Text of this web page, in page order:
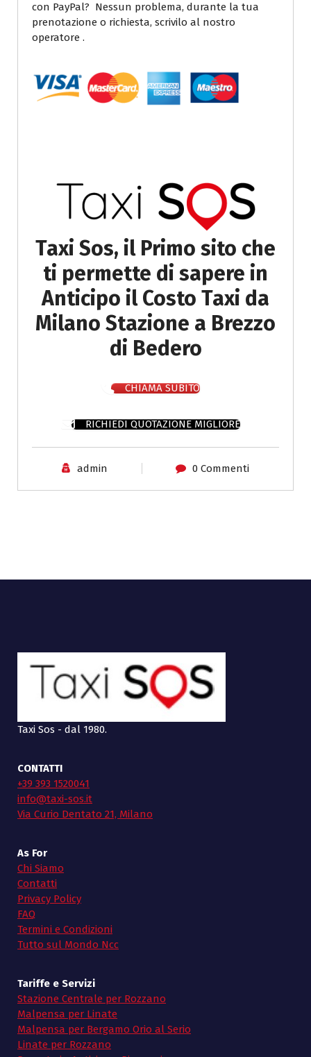
con PayPal? Nessun problema, durante la tua
prenotazione o richiesta, scrivilo al nostro
operatore .
Taxi Sos, il Primo sito che
ti permette di sapere in
Anticipo il Costo Taxi da
Milano Stazione a Brezzo
di Bedero
CHIAMA SUBITO
RICHIEDI QUOTAZIONE MIGLIORE
admin 0 Commenti
Taxi Sos - dal 1980.
CONTATTI
+39 393 1520041
info@taxi-sos.it
Via Curio Dentato 21, Milano
As For
Chi Siamo
Contatti
Privacy Policy
FAQ
Termini e Condizioni
Tutto sul Mondo Ncc
Tariffe e Servizi
Stazione Centrale per Rozzano
Malpensa per Linate
Malpensa per Bergamo Orio al Serio
Linate per Rozzano